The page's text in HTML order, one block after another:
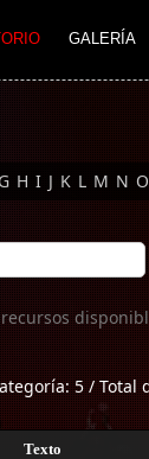
GALERÍA
H I J K L M N O
5 / Total
Texto